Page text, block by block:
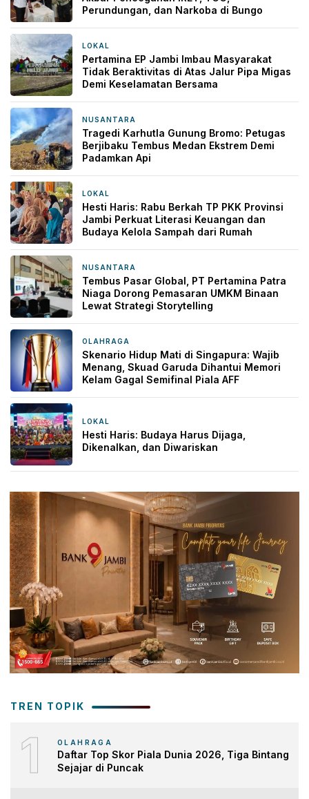
Perundungan, dan Narkoba di Bungo
LOKAL
Pertamina EP Jambi Imbau Masyarakat
Tidak Beraktivitas di Atas Jalur Pipa Migas
Demi Keselamatan Bersama
NUSANTARA
Tragedi Karhutla Gunung Bromo: Petugas
Berjibaku Tembus Medan Ekstrem Demi
Padamkan Api
LOKAL
Hesti Haris: Rabu Berkah TP PKK Provinsi
Jambi Perkuat Literasi Keuangan dan
Budaya Kelola Sampah dari Rumah
NUSANTARA
Tembus Pasar Global, PT Pertamina Patra
Niaga Dorong Pemasaran UMKM Binaan
Lewat Strategi Storytelling
OLAHRAGA
Skenario Hidup Mati di Singapura: Wajib
Menang, Skuad Garuda Dihantui Memori
Kelam Gagal Semifinal Piala AFF
LOKAL
Hesti Haris: Budaya Harus Dijaga,
Dikenalkan, dan Diwariskan
TREN TOPIK
1 OLAHRAGA
Daftar Top Skor Piala Dunia 2026, Tiga Bintang
Sejajar di Puncak